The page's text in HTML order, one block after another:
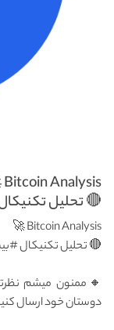
Bitcoin Analysis 🚀
🔴 تحلیل
Bitcoin Analysis 🚀
🔴 تحلیل تکنیکال
🔸ممنون میشم
دوستان خود ارسال